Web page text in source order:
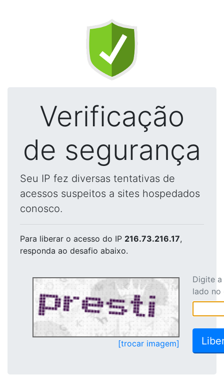
Verificação
de segurança
Seu IP fez diversas tentativas de
acessos suspeitos a sites hospedados
conosco.
Para liberar o acesso do IP 216.73.216.17,
responda ao desafio abaixo.
[trocar imagem]
Digite
lado no